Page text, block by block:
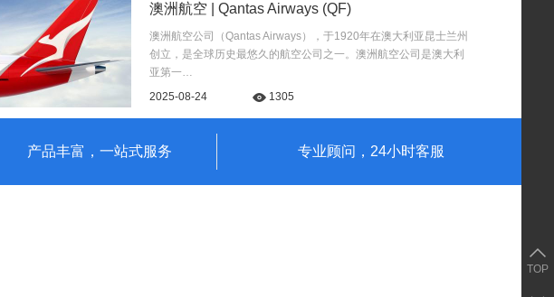
澳洲航空 | Qantas Airways (QF)
澳洲航空公司（Qantas Airways），于1920年在澳大利亚昆士兰州
创立，是全球历史最悠久的航空公司之一。澳洲航空公司是澳大利
亚第一…
2025-08-24
1305
产品丰富，一站式服务 专业顾问，24小时客服
TOP